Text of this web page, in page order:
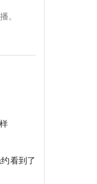
。
看到了